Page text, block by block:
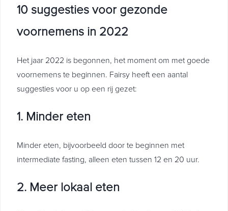
10 suggesties voor gezonde
voornemens in 2022
Het jaar 2022 is begonnen, het moment om met goede
voornemens te beginnen. Fairsy heeft een aantal
suggesties voor u op een rij gezet:
1. Minder eten
Minder eten, bijvoorbeeld door te beginnen met
intermediate fasting, alleen eten tussen 12 en 20 uur.
2. Meer lokaal eten